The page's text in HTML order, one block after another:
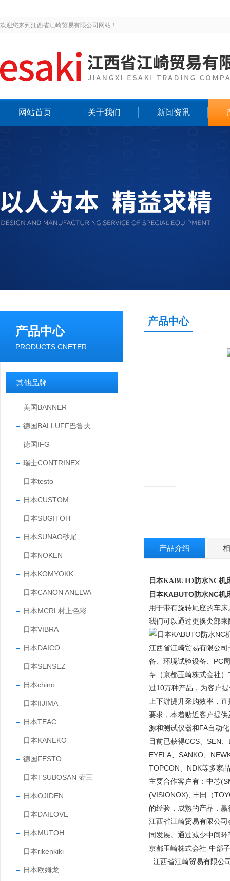
欢迎您来到江西省江崎贸易有限公司网站！
网站首页 关于我们 新闻资讯
产品中心
PRODUCTS CNETER
其他品牌
美国BANNER
德国BALLUFF巴鲁夫
德国IFG
瑞士CONTRINEX
日本testo
日本CUSTOM
日本SUGITOH
日本SUNAO砂尾
日本NOKEN
日本KOMYOKK
日本CANON ANELVA
日本MCRL村上色彩
日本VIBRA
日本DAICO
日本SENSEZ
日本chino
日本IIJIMA
日本TEAC
日本KANEKO
德国FESTO
日本TSUBOSAN 壶三
日本OJIDEN
日本DAILOVE
日本MUTOH
日本rikenkiki
日本欧姆龙
产品中心
产品介绍
日本KABUTO防水NC机
日本KABUTO防水NC机
用于带有旋转尾座的车床
我们可以通过更换尖部来
江西省江崎贸易有限公
备、环境试验设备、PC
キ（京都玉崎株式会社
过10万种产品，为客户
上下游提升采购效率，
要求，本着贴近客户提
源和测试仪器和FA自动
目前已获得CCS、SEN
EYELA、SANKO、
TOPCON、NDK等多家
主要合作客户有：中芯
(VISIONOX), 丰田（
的经验，成熟的产品，
江西省江崎贸易有限公
同发展。通过减少中间
京都玉崎株式会社-中部
江西省江崎贸易有限公